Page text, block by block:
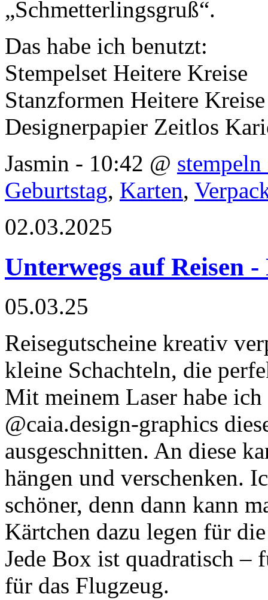
„Schmetterlingsgruß“.
Das habe ich benutzt:
Stempelset Heitere Kreise
Stanzformen Heitere Kreise
Designerpapier Zeitlos
Jasmin - 10:42 @
Geburtstag, Karten,
02.03.2025
Unterwegs auf Reisen -
05.03.25
Reisegutscheine kreativ
kleine Schachteln, die
Mit meinem Laser habe
@caia.design-graphics
ausgeschnitten. An diese
hängen und verschenken.
schöner, denn dann kann
Kärtchen dazu legen für
Jede Box ist quadratisch –
für das Flugzeug.